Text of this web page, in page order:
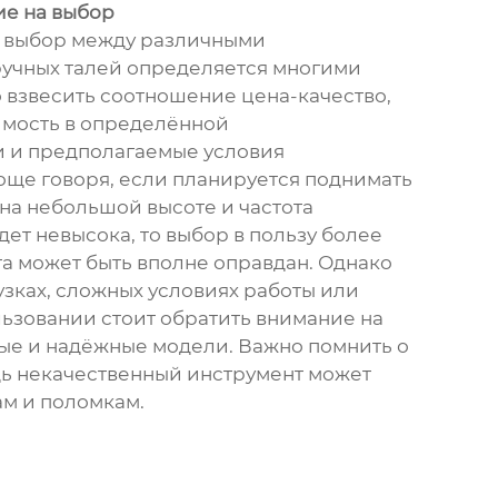
на выбор
выбор между различными
талей определяется многими
соотношение цена-качество,
в определённой
и предполагаемые условия
говоря, если планируется поднимать
небольшой высоте и частота
невысока, то выбор в пользу более
может быть вполне оправдан. Однако
сложных условиях работы или
стоит обратить внимание на
и надёжные модели. Важно помнить о
некачественный инструмент может
и поломкам.